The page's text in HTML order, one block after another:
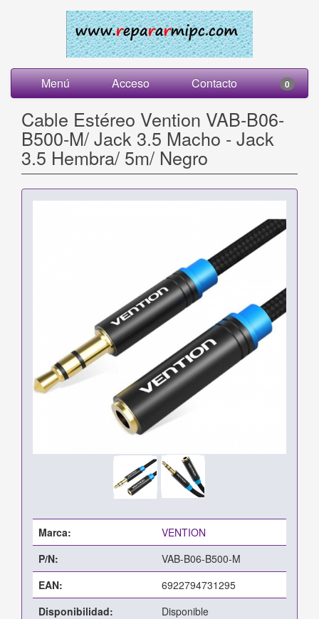
Menú Acceso Contacto 0
Cable Estéreo Vention VAB-B06-
B500-M/ Jack 3.5 Macho - Jack
3.5 Hembra/ 5m/ Negro
Marca:
VENTION
P/N:
VAB-B06-B500-M
EAN:
6922794731295
Disponibilidad:
Disponible